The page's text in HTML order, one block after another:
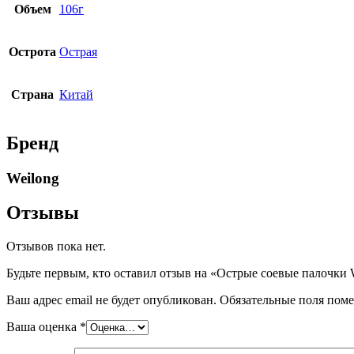
Объем 106г
Острота Острая
Страна Китай
Бренд
Weilong
Отзывы
Отзывов пока нет.
Будьте первым, кто оставил отзыв на «Острые соевые палочки
Ваш адрес email не будет опубликован. Обязательные поля
Ваша оценка *